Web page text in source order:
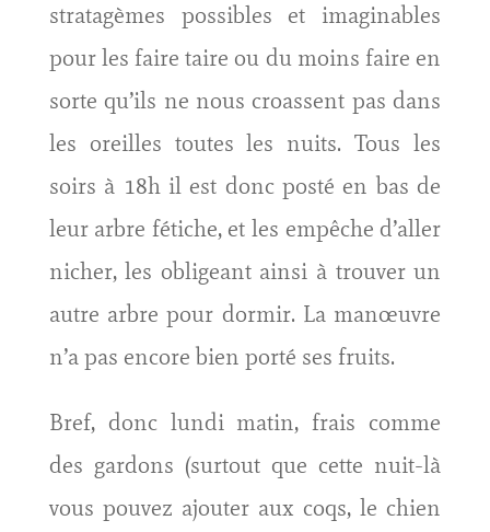
stratagèmes possibles et imaginables
pour les faire taire ou du moins faire en
sorte qu’ils ne nous croassent pas dans
les oreilles toutes les nuits. Tous les
soirs à 18h il est donc posté en bas de
leur arbre fétiche, et les empêche d’aller
nicher, les obligeant ainsi à trouver un
autre arbre pour dormir. La manœuvre
n’a pas encore bien porté ses fruits.
Bref, donc lundi matin, frais comme
des gardons (surtout que cette nuit-là
vous pouvez ajouter aux coqs, le chien